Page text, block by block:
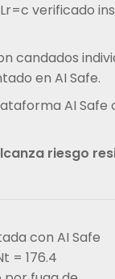
verificado
candados
en AI Safe.
AI
riesgo
con AI Safe
= 176.4